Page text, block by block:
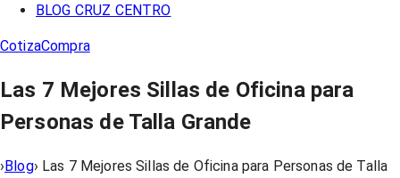
BLOG CRUZ CENTRO
CotizaCompra
Las 7 Mejores Sillas de Oficina para
Personas de Talla Grande
› Blog› Las 7 Mejores Sillas de Oficina para Personas de Talla